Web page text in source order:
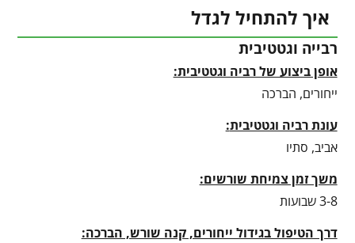
איך להתחיל לגדל
רבייה וגטטיבית
אופן ביצוע של רביה וגטטיבית:
ייחורים, הברכה
עונת רביה וגטטיבית:
אביב, סתיו
משך זמן צמיחת שורשים:
3-8 שבועות
דרך הטיפול בגידול ייחורים, קנה שורש, הברכה: